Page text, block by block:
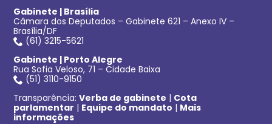
Gabinete | Brasília
Câmara dos Deputados – Gabinete 621 – Anexo IV –
Brasília/DF
(61) 3215-5621
Gabinete | Porto Alegre
Rua Sofia Veloso, 71 – Cidade Baixa
(51) 3110-9150
Transparência:Verba de gabinete | Cota
parlamentar | Equipe do mandato | Mais
informações